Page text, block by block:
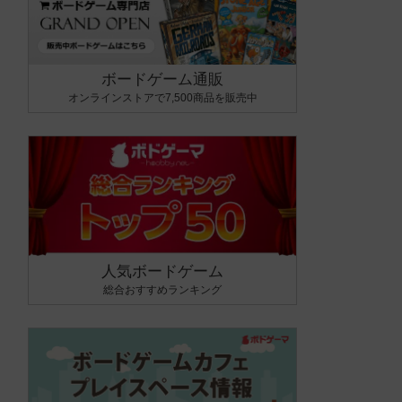
ボードゲーム通販
オンラインストアで7,500商品を販売中
人気ボードゲーム
総合おすすめランキング